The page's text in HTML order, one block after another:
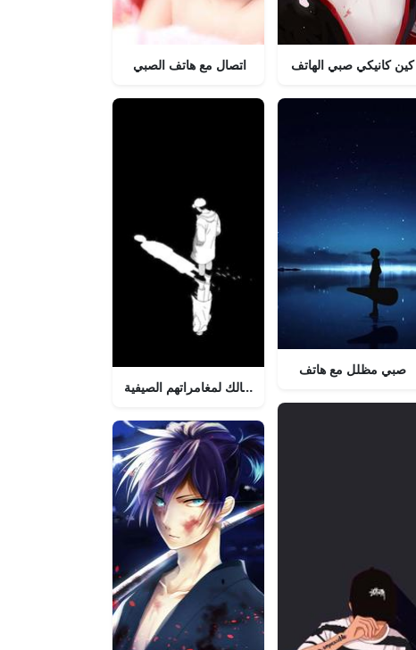
ابق على اتصال مع هاتف الصبيكين كانيكي صبي الهاتف
صبي مظلل مع هاتف